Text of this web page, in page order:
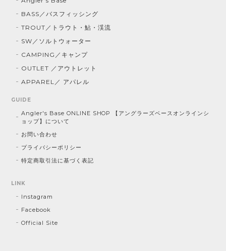
BASS／バスフィッシング
TROUT／トラウト・鮎・渓流
SW／ソルトウォーター
CAMPING／キャンプ
OUTLET ／アウトレット
APPAREL／ アパレル
GUIDE
Angler's Base ONLINE SHOP 【アングラーズベースオンラインシ
ョップ】について
お問い合わせ
プライバシーポリシー
特定商取引法に基づく表記
LINK
Instagram
Facebook
Official Site